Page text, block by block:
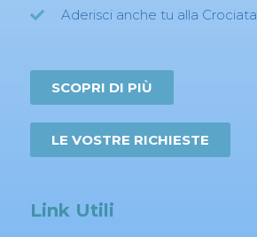
Aderisci anche tu alla Crociata
SCOPRI DI PIÙ
LE VOSTRE RICHIESTE
Link Utili